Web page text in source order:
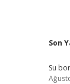
Son
Su
ilbet